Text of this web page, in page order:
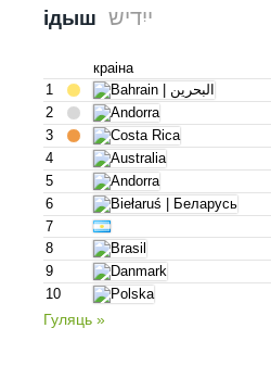
ідыш ייִדיש
краіна
1
2
3
4
5
6
7
8
9
10
Гуляць »